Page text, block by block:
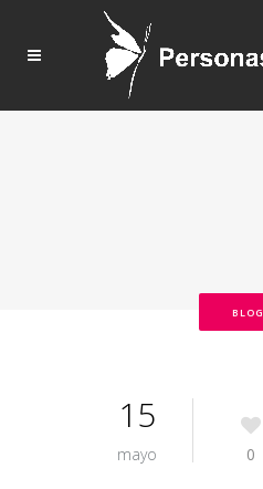
BLOG
15
mayo 0